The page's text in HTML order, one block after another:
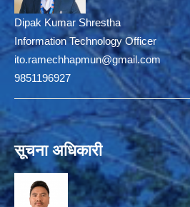
Dipak Kumar Shrestha
Information Technology Officer
ito.ramechhapmun@gmail.com
9851196927
सूचना अधिकारी